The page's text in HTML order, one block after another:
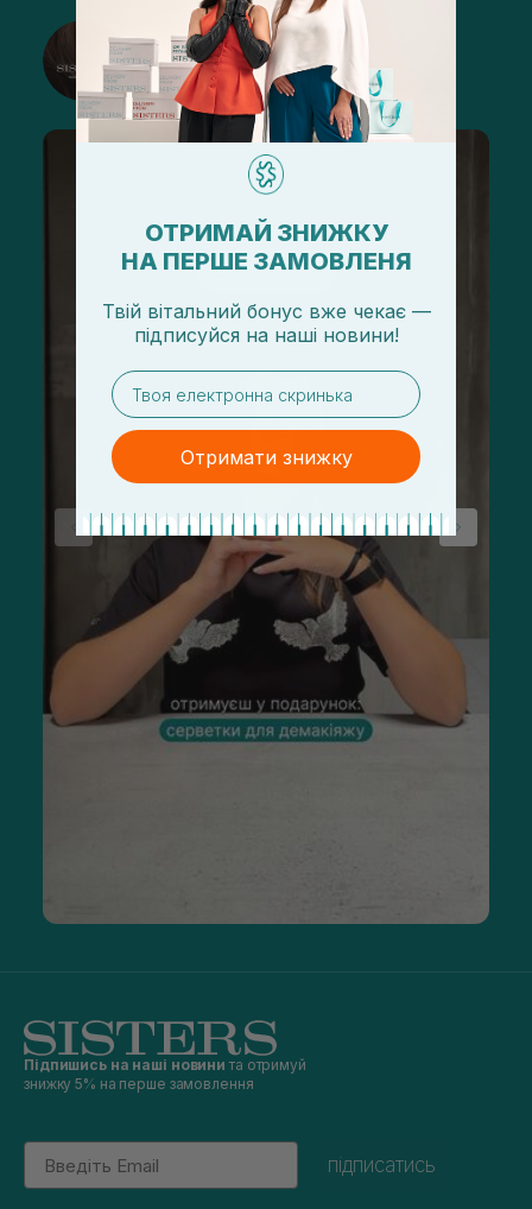
@sisters_stelmakh в Instagram
Підписатися
Підпишись на наші новини та отримуй
знижку 5% на перше замовлення
Email
підписатись
ОТРИМАЙ ЗНИЖКУ
НА ПЕРШЕ ЗАМОВЛЕНЯ
Твій вітальний бонус вже чекає —
підписуйся на наші новини!
email
Отримати знижку